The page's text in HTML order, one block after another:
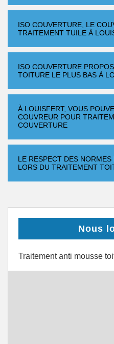
ISO COUVERTURE, LE
TRAITEMENT TUILE À
ISO COUVERTURE
TOITURE LE PLUS BAS À
À LOUISFERT, VOUS
COUVREUR POUR
COUVERTURE
LE RESPECT DES
LORS DU TRAITEMENT
Nous
Traitement anti mousse